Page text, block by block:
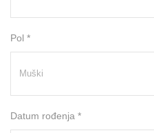
Pol *
Datum rođenja *